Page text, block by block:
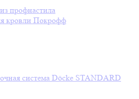
профнастила
кровли Покрофф
система Döcke STANDARD